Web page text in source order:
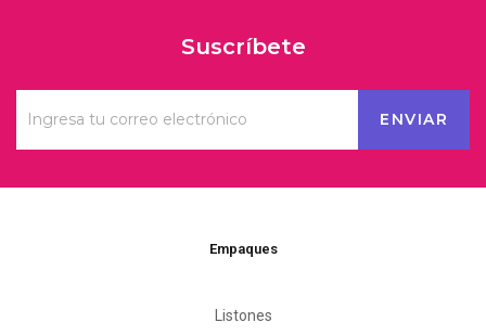
Suscríbete
Empaques
Listones